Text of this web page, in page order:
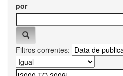
por
Filtros correntes: